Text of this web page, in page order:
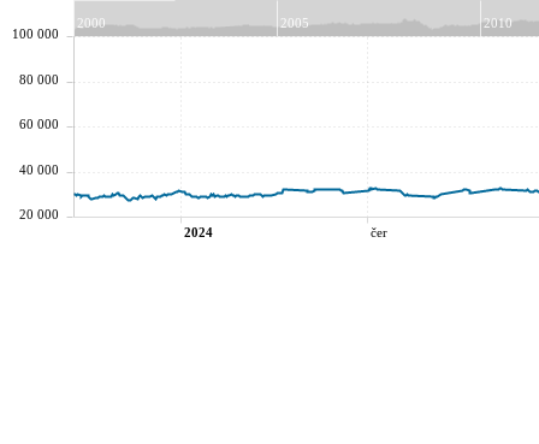
2000 2005 2010
20 000
40 000
60 000
80 000
100 000
2024 čer